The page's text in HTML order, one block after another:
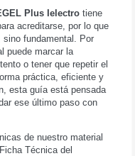
Plus Ielectro tiene
acreditarse, por lo que
sino fundamental. Por
puede marcar la
o tener que repetir el
práctica, eficiente y
esta guía está pensada
ese último paso con
de nuestro material
Técnica del